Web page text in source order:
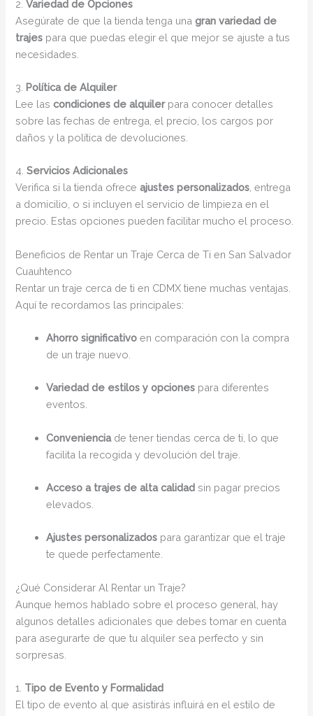
2.Variedad de Opciones
Asegúrate de que la tienda tenga unagran variedad de
trajes para que puedas elegir el que mejor se ajuste a tus
necesidades.
3. Política de Alquiler
Lee lascondiciones de alquilerpara conocer detalles
sobre las fechas de entrega, el precio, los cargos por
daños y la política de devoluciones.
4.Servicios Adicionales
Verifica si la tienda ofreceajustes personalizados, entrega
a domicilio, o si incluyen el servicio de limpieza en el
precio. Estas opciones pueden facilitar mucho el proceso.
Beneficios de Rentar un Traje Cerca de Ti en San Salvador
Cuauhtenco
Rentar un traje cerca de ti en CDMX tiene muchas ventajas.
Aquí te recordamos las principales:
Ahorro significativo en comparación con la compra
de un traje nuevo.
Variedad de estilos y opciones para diferentes
eventos.
Convenienciade tener tiendas cerca de ti, lo que
facilita la recogida y devolución del traje.
Acceso a trajes de alta calidad sin pagar precios
elevados.
Ajustes personalizados para garantizar que el traje
te quede perfectamente.
¿Qué Considerar Al Rentar un Traje?
Aunque hemos hablado sobre el proceso general, hay
algunos detalles adicionales que debes tomar en cuenta
para asegurarte de que tu alquiler sea perfecto y sin
sorpresas.
1. Tipo de Evento y Formalidad
El tipo de evento al que asistirás influirá en el estilo de